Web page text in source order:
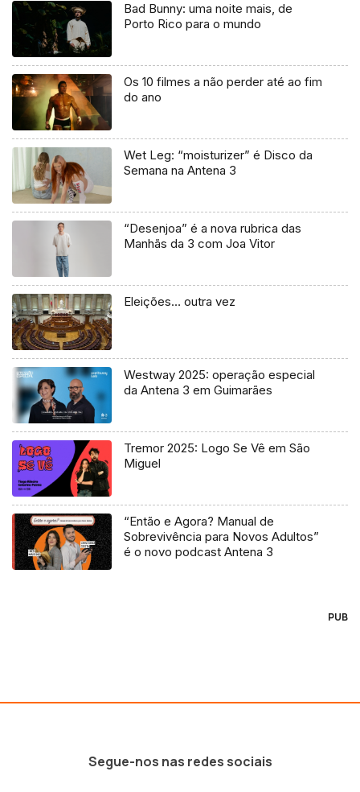
Bad Bunny: uma noite mais, de
Porto Rico para o mundo
Os 10 filmes a não perder até ao fim
do ano
Wet Leg: “moisturizer” é Disco da
Semana na Antena 3
“Desenjoa” é a nova rubrica das
Manhãs da 3 com Joa Vitor
Eleições… outra vez
Westway 2025: operação especial
da Antena 3 em Guimarães
Tremor 2025: Logo Se Vê em São
Miguel
“Então e Agora? Manual de
Sobrevivência para Novos Adultos”
é o novo podcast Antena 3
PUB
Segue-nos nas redes sociais